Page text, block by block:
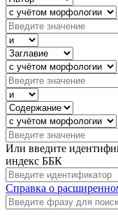
Или введите
индекс ББК
Справка о